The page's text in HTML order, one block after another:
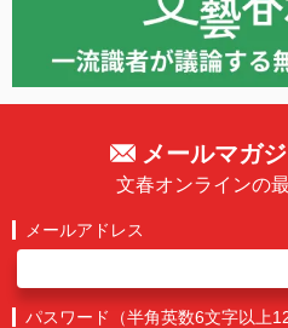
メールマガ
文春オンラインの
メールアドレス
パスワード（半角英数6文字以上